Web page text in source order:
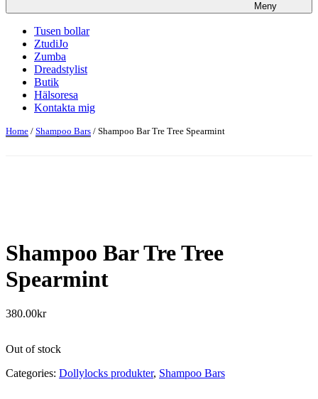
Meny
Tusen bollar
ZtudiJo
Zumba
Dreadstylist
Butik
Hälsoresa
Kontakta mig
Home / Shampoo Bars / Shampoo Bar Tre Tree Spearmint
Shampoo Bar Tre Tree
Spearmint
380.00kr
Out of stock
Categories: Dollylocks produkter, Shampoo Bars